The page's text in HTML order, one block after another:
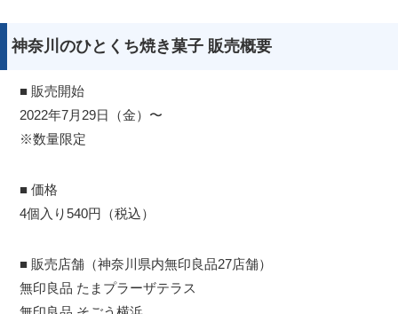
神奈川のひとくち焼き菓子 販売概要
■ 販売開始
2022年7月29日（金）〜
※数量限定
■ 価格
4個入り540円（税込）
■ 販売店舗（神奈川県内無印良品27店舗）
無印良品 たまプラーザテラス